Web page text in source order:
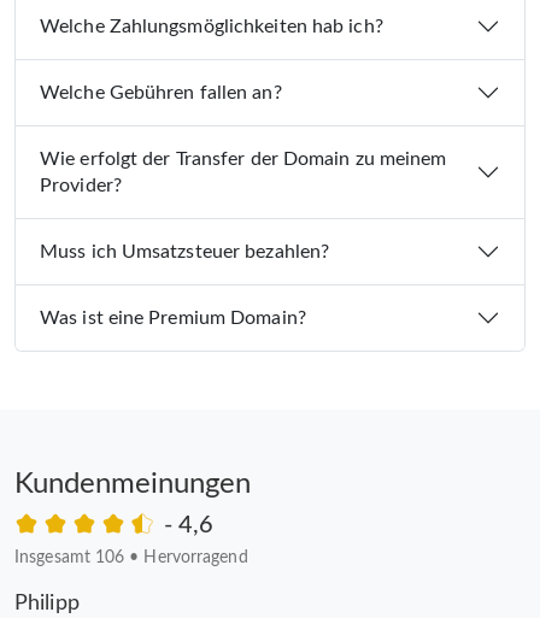
Welche Zahlungsmöglichkeiten hab ich?
Welche Gebühren fallen an?
Wie erfolgt der Transfer der Domain zu meinem
Provider?
Muss ich Umsatzsteuer bezahlen?
Was ist eine Premium Domain?
Kundenmeinungen
- 4,6
Insgesamt 106 • Hervorragend
Philipp